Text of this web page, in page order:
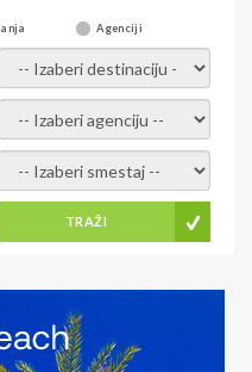
Agenciji
- izaberi destinaciju -
- izaberi agenciju -
- Izaberite smestaj -
TRAŽI